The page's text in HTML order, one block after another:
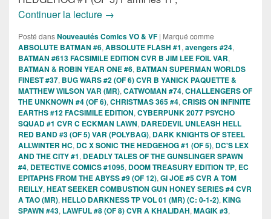
Continuer la lecture Sorties des Comics VO lunar de la
→
Posté dansNouveautés Comics VO & VF | Marqué comme
ABSOLUTE BATMAN #6, ABSOLUTE FLASH #1, avengers #24,
BATMAN #613 FACSIMILE EDITION CVR B JIM LEE FOIL VAR,
BATMAN & ROBIN YEAR ONE #6, BATMAN SUPERMAN WORLDS
FINEST #37, BUG WARS #2 (OF 6) CVR B YANICK PAQUETTE &
MATTHEW WILSON VAR (MR), CATWOMAN #74, CHALLENGERS OF
THE UNKNOWN #4 (OF 6), CHRISTMAS 365 #4, CRISIS ON INFINITE
EARTHS #12 FACSIMILE EDITION, CYBERPUNK 2077 PSYCHO
SQUAD #1 CVR C ECKMAN LAWN, DAREDEVIL UNLEASH HELL
RED BAND #3 (OF 5) VAR (POLYBAG), DARK KNIGHTS OF STEEL
ALLWINTER HC, DC X SONIC THE HEDGEHOG #1 (OF 5), DC'S LEX
AND THE CITY #1, DEADLY TALES OF THE GUNSLINGER SPAWN
#4, DETECTIVE COMICS #1095, DOOM TREASURY EDITION TP, EC
EPITAPHS FROM THE ABYSS #9 (OF 12), GI JOE #5 CVR A TOM
REILLY, HEAT SEEKER COMBUSTION GUN HONEY SERIES #4 CVR
A TAO (MR), HELLO DARKNESS TP VOL 01 (MR) (C: 0-1-2), KING
SPAWN #43, LAWFUL #8 (OF 8) CVR A KHALIDAH, MAGIK #3,